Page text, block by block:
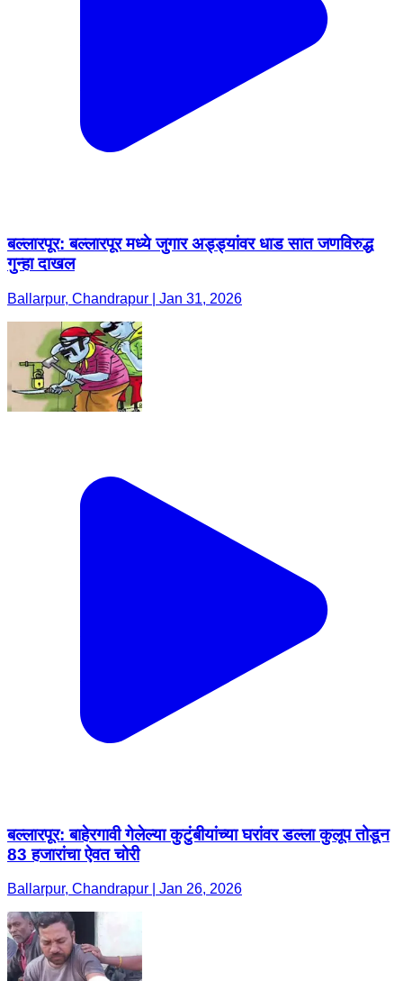
बल्लारपूर: बल्लारपूर मध्ये जुगार अड्ड्यांवर धाड सात जणविरुद्ध
गुन्हा दाखल
Ballarpur, Chandrapur | Jan 31, 2026
बल्लारपूर: बाहेरगावी गेलेल्या कुटुंबीयांच्या घरांवर डल्ला कुलूप तोडून
83 हजारांचा ऐवत चोरी
Ballarpur, Chandrapur | Jan 26, 2026